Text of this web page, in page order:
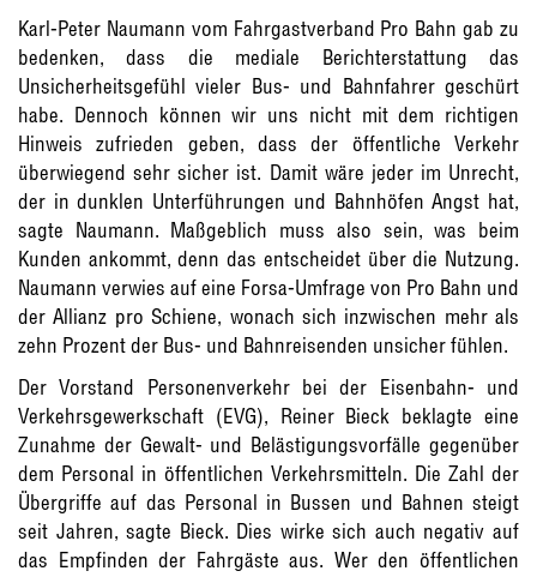
Karl-Peter Naumann vom Fahrgastverband Pro Bahn gab zu
bedenken, dass die mediale Berichterstattung das
Unsicherheitsgefühl vieler Bus- und Bahnfahrer geschürt
habe. Dennoch können wir uns nicht mit dem richtigen
Hinweis zufrieden geben, dass der öffentliche Verkehr
überwiegend sehr sicher ist. Damit wäre jeder im Unrecht,
der in dunklen Unterführungen und Bahnhöfen Angst hat,
sagte Naumann. Maßgeblich muss also sein, was beim
Kunden ankommt, denn das entscheidet über die Nutzung.
Naumann verwies auf eine Forsa-Umfrage von Pro Bahn und
der Allianz pro Schiene, wonach sich inzwischen mehr als
zehn Prozent der Bus- und Bahnreisenden unsicher fühlen.
Der Vorstand Personenverkehr bei der Eisenbahn- und
Verkehrsgewerkschaft (EVG), Reiner Bieck beklagte eine
Zunahme der Gewalt- und Belästigungsvorfälle gegenüber
dem Personal in öffentlichen Verkehrsmitteln. Die Zahl der
Übergriffe auf das Personal in Bussen und Bahnen steigt
seit Jahren, sagte Bieck. Dies wirke sich auch negativ auf
das Empfinden der Fahrgäste aus. Wer den öffentlichen